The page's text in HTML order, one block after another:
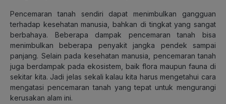
Pencemaran tanah sendiri dapat menimbulkan gangguan
terhadap kesehatan manusia, bahkan di tingkat yang sangat
berbahaya. Beberapa dampak pencemaran tanah bisa
menimbulkan beberapa penyakit jangka pendek sampai
panjang. Selain pada kesehatan manusia, pencemaran tanah
juga berdampak pada ekosistem, baik flora maupun fauna di
sekitar kita. Jadi jelas sekali kalau kita harus mengetahui cara
mengatasi pencemaran tanah yang tepat untuk mengurangi
kerusakan alam ini.